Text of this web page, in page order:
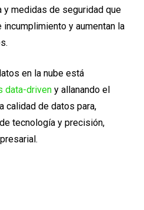
y medidas de seguridad que
y aumentan la
en la nube está
data-driven y allanando el
calidad de datos para,
tecnología y precisión,